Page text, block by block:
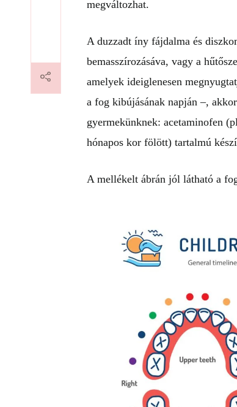
megváltozhat.
A duzzadt íny fájdalma és
bemasszírozásáva, vagy a
amelyek ideiglenesen
a fog kibújásának napján –,
gyermekünknek: acetaminofen
hónapos kor fölött) tartalmú
A mellékelt ábrán jól látható a